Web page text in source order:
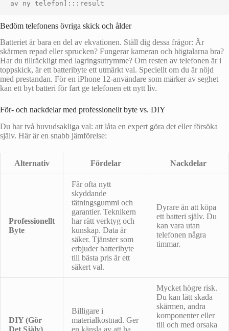
Bedöm telefonens övriga skick och ålder
Batteriet är bara en del av ekvationen. Ställ dig dessa frågor: Är
skärmen repad eller sprucken? Fungerar kameran och högtalarna bra?
Har du tillräckligt med lagringsutrymme? Om resten av telefonen är i
toppskick, är ett batteribyte ett utmärkt val. Speciellt om du är nöjd
med prestandan. För en iPhone 12-användare som märker av seghet
kan ett byt batteri för fart ge telefonen ett nytt liv.
För- och nackdelar med professionellt byte vs. DIY
Du har två huvudsakliga val: att låta en expert göra det eller försöka
själv. Här är en snabb jämförelse:
Alternativ Fördelar Nackdelar
Professionellt
Byte
Får ofta nytt
skyddande
tätningsgummi och
garantier. Teknikern
har rätt verktyg och
kunskap. Data är
säker. Tjänster som
erbjuder batteribyte
till bästa pris är ett
säkert val.
Dyrare än att köpa
ett batteri själv. Du
kan vara utan
telefonen några
timmar.
DIY (Gör
Billigare i
materialkostnad. Ger
Mycket högre risk.
Du kan lätt skada
skärmen, andra
komponenter eller
till och med orsaka